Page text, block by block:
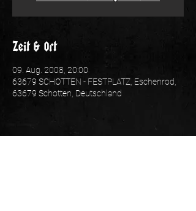
Zeit & Ort
09. Aug. 2008, 20:00
63679 SCHOTTEN - FESTPLATZ, Eschenrod,
63679 Schotten, Deutschland